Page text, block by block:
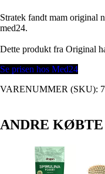
Stratek fandt mam original
med24.
Dette produkt fra Original
Se prisen hos Med24
VARENUMMER (SKU):
ANDRE KØBTE